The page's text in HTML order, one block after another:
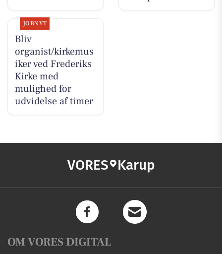
JOBNYT
Bliv
organist/kirkemus
iker ved Frederiks
Kirke med
mulighed for
udvidelse af timer
VORES Karup
OM VORES DIGITAL